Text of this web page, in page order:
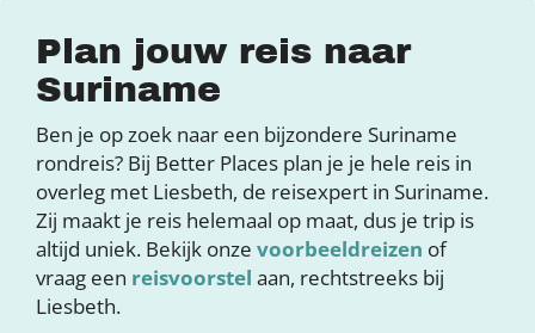
Plan jouw reis naar
Suriname
Ben je op zoek naar een bijzondere Suriname
rondreis? Bij Better Places plan je je hele reis in
overleg met Liesbeth, de reisexpert in Suriname.
Zij maakt je reis helemaal op maat, dus je trip is
altijd uniek. Bekijk onze voorbeeldreizen of
vraag een reisvoorstel aan, rechtstreeks bij
Liesbeth.